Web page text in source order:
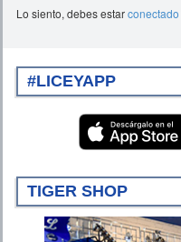
Lo siento, debes estarconectado
#LICEYAPP
TIGER SHOP